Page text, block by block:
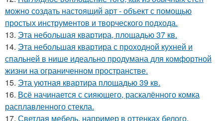
можно создать настоящий арт - объект с помощью
простых инструментов и творческого подхода.
13. Эта небольшая квартира, площадью 37 кв.
14. Эта небольшая квартира с проходной кухней и
спальней в нише идеально продумана для комфортной
жизни на ограниченном пространстве.
15. Эта уютная квартира площадью 39 кв.
16. Всё начинается с сияющего, раскалённого комка
расплавленного стекла.
17. Светлая мебель, например в оттенках белого,